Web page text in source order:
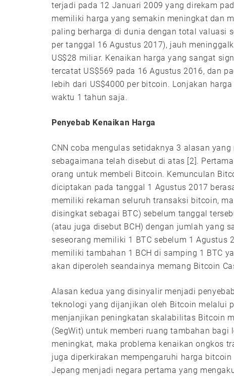
terjadi pada 12 Januari 2009 yang direkam
memiliki harga yang semakin meningkat dan
paling berharga di dunia dengan total valuasi
per tanggal 16 Agustus 2017), jauh
US$28 miliar. Kenaikan harga yang sangat
tercatat US$569 pada 16 Agustus 2016, dan
lebih dari US$4000 per bitcoin. Lonjakan
waktu 1 tahun saja.
Penyebab Kenaikan Harga
CNN coba mengulas setidaknya 3 alasan
sebagaimana telah disebut di atas [2].
orang untuk membeli Bitcoin. Kemunculan
diciptakan pada tanggal 1 Agustus 2017
memiliki rekaman seluruh transaksi bitcoin,
disingkat sebagai BTC) sebelum tanggal
(atau juga disebut BCH) dengan jumlah yang
seseorang memiliki 1 BTC sebelum 1
memiliki tambahan 1 BCH di samping 1 BTC
akan diperoleh seandainya memang Bitcoin
Alasan kedua yang disinyalir menjadi
teknologi yang dijanjikan oleh Bitcoin melalui
menjanjikan peningkatan skalabilitas Bitcoin
(SegWit) untuk memberi ruang tambahan
meningkat, maka problema kenaikan ongkos
juga diperkirakan mempengaruhi harga
Jepang menjadi negara pertama yang